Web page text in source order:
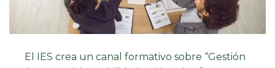
El IES crea un canal formativo sobre “Gestión